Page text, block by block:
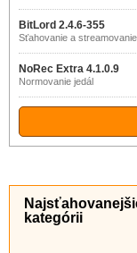
BitLord 2.4.6-355
Sťahovanie a
NoRec Extra 4.1.0.9
Normovanie jedál
kategórii